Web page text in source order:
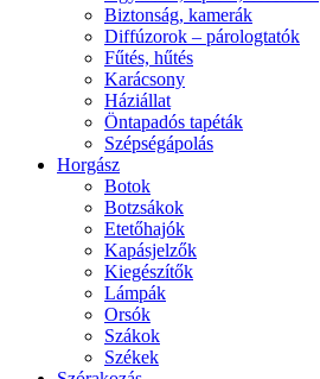
Biztonság, kamerák
Diffúzorok – párologtatók
Fűtés, hűtés
Karácsony
Háziállat
Öntapadós tapéták
Szépségápolás
Horgász
Botok
Botzsákok
Etetőhajók
Kapásjelzők
Kiegészítők
Lámpák
Orsók
Szákok
Székek